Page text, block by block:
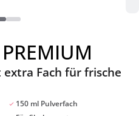
Fach für frische
150 ml Pulverfach